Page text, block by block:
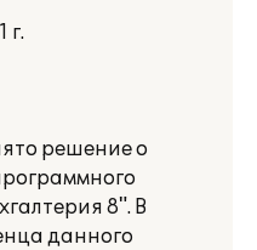
г.
решение о
8". В
данного